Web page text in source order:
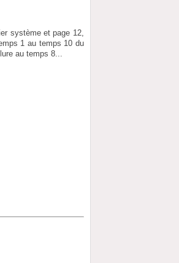
système et page 12,
1 au temps 10 du
au temps 8...